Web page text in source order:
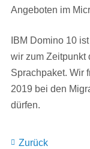
Angeboten im
IBM Domino 10
wir zum Zeitpunkt
Sprachpaket. Wir
2019 bei den
dürfen.
Zurück